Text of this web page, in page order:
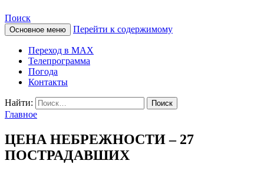
КАМЧАТСКОЕ
ИНФОРМАЦИОННОЕ
АГЕНТСТВО (КИА
«ВЕСТИ»)
Поиск
Основное меню Перейти к содержимому
Переход в MAX
Телепрограмма
Погода
Контакты
Найти:
Главное
ЦЕНА НЕБРЕЖНОСТИ – 27
ПОСТРАДАВШИХ